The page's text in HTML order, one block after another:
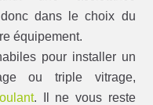
dans le choix du
équipement.
pour installer un
ou triple vitrage,
. Il ne vous reste